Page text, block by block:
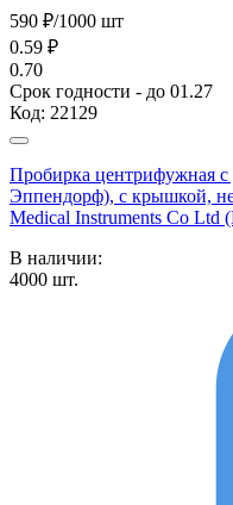
590 ₽/1000 шт
0.59 ₽
0.70
Срок годности - до 01.27
Код: 22129
Пробирка центрифужная
Эппендорф), с крышкой,
Medical Instruments Co
В наличии:
4000 шт.